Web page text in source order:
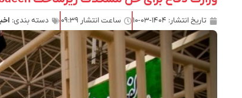
تاریخ انتشار: ۱۴۰۴-۰۳-۱۰ ساعت انتشار ۰۹:۳۹ دسته بندی: